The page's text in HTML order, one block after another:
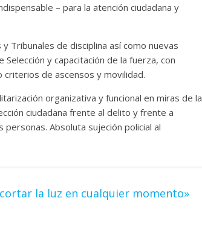
– para la atención ciudadana y
Tribunales de disciplina así como nuevas
y capacitación de la fuerza, con
de ascensos y movilidad.
organizativa y funcional en miras de la
ciudadana frente al delito y frente a
Absoluta sujeción policial al
la luz en cualquier momento»